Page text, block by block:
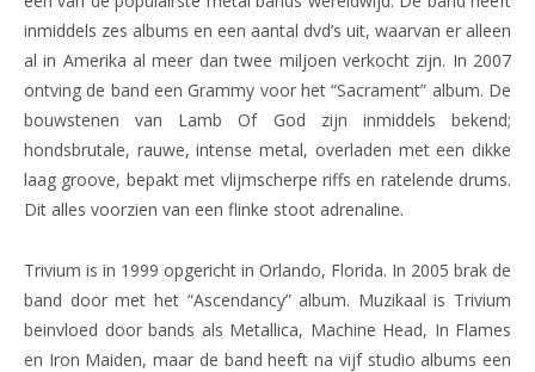
inmiddels zes albums en een aantal dvd’s uit, waarvan er alleen
al in Amerika al meer dan twee miljoen verkocht zijn. In 2007
ontving de band een Grammy voor het “Sacrament” album. De
bouwstenen van Lamb Of God zijn inmiddels bekend;
hondsbrutale, rauwe, intense metal, overladen met een dikke
laag groove, bepakt met vlijmscherpe riffs en ratelende drums.
Dit alles voorzien van een flinke stoot adrenaline.
Trivium is in 1999 opgericht in Orlando, Florida. In 2005 brak de
band door met het “Ascendancy” album. Muzikaal is Trivium
beinvloed door bands als Metallica, Machine Head, In Flames
en Iron Maiden, maar de band heeft na vijf studio albums een